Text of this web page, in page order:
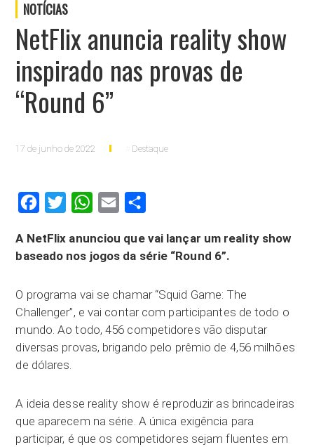
NOTÍCIAS
NetFlix anuncia reality show
inspirado nas provas de
“Round 6”
17 de junho de 2022 Destaque
FacebookTwitter WhatsApp
Email
A NetFlix anunciou que vai lançar um reality show
baseado nos jogos da série “Round 6”.
O programa vai se chamar “Squid Game: The
Challenger”, e vai contar com participantes de todo o
mundo. Ao todo, 456 competidores vão disputar
diversas provas, brigando pelo prêmio de 4,56 milhões
de dólares.
A ideia desse reality show é reproduzir as brincadeiras
que aparecem na série. A única exigência para
participar, é que os competidores sejam fluentes em